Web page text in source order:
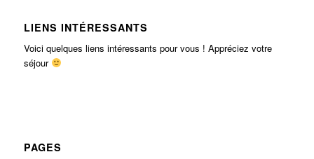
LIENS INTÉRESSANTS
Voici quelques liens intéressants pour vous ! Appréciez votre
séjour
PAGES